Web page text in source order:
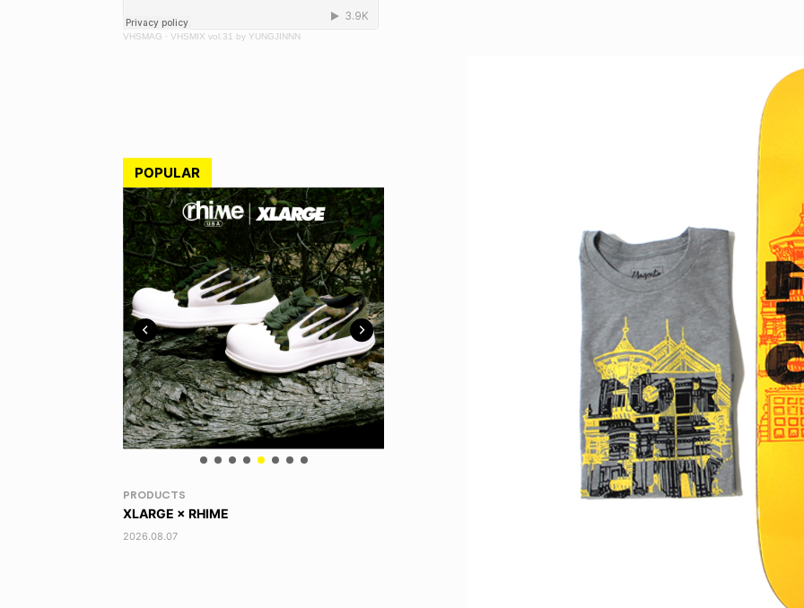
VHSMAG · VHSMIX vol.31 by YUNGJINNN
POPULAR
RANDOM
DINOSAUR JR.
2026.08.06
VOICE OF FREEDOM
TONY ALVA (ENGLISH)